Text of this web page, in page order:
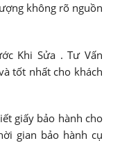
không rõ nguồn
Khi Sửa . Tư Vấn
tốt nhất cho khách
giấy bảo hành cho
gian bảo hành cụ